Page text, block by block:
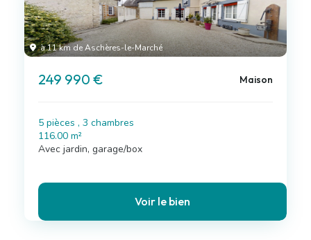
à 11 km de Aschères-le-Marché
249 990 € Maison
5 pièces , 3 chambres
116.00 m²
Avec jardin, garage/box
Voir le bien